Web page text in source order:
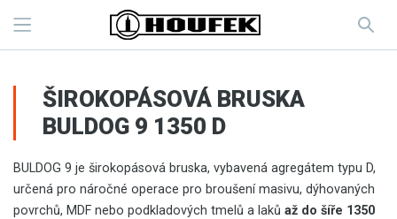
ŠIROKOPÁSOVÁ BRUSKA
BULDOG 9 1350 D
BULDOG 9 je širokopásová bruska, vybavená agregátem typu D,
určená pro náročné operace pro broušení masivu, dýhovaných
povrchů, MDF nebo podkladových tmelů a laků až do šíře 1350